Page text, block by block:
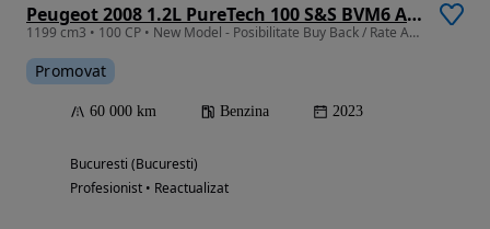
Peugeot 2008 1.2L PureTech 100 S&S BVM6 Allure
1199 cm3 • 100 CP • New Model - Posibilitate Buy Back / Rate Avans 0% / Garantie 36 Luni
Promovat
60 000 km Benzina 2023
Bucuresti (Bucuresti)
Profesionist • Reactualizat